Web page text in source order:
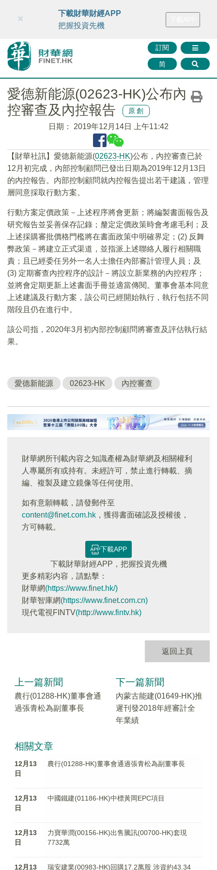
財華智庫網 FINTV FINMETA 財華證券 媒體矩陣
訂閱
简
×
下載財華財經APP
把握投資先機
愛德新能源(02623-HK)公布內
控審查及內控報告
原創
日期： 2019年12月14日 上午11:42
【財華社訊】愛德新能源(02623-HK)公布，內控審查已於
12月初完成，內部控制顧問已發出日期為2019年12月13日
的內控報告。內部控制顧問就內控報告提出若干建議，管理
層同意採取行動方案。
行動方案定價政策－上述程序將會更新；將編製書面報告及
研究報告並妥善保存記錄；釐定定價政策時會考慮毛利；及
上述採購審批價格門檻將在書面政策中明確界定；(2) 反舞
弊政策－將建立正式渠道，並指派上述聯絡人履行相關職
責；且已經委任另外一名人士擔任內部審計管理人員；及
(3) 定期審查內控程序的設計－將設立新業務的內控程序；
並將會定期更新上述書面手冊並適當傳閱。董事會基本同意
上述建議及行動方案，該公司已經開始執行，執行包括不同
階段且仍在進行中。
該公司指，2020年3月初內部控制顧問將審查及評估執行結
果。
愛德新能源 02623-HK 內控審查
財華網所刊載內容之知識產權為財華網及相關權利
人專屬所有或持有。未經許可，禁止進行轉載、摘
編、複製及建立鏡像等任何使用。
如有意願轉載，請發郵件至
content@finet.com.hk ，獲得書面確認及授權後，
方可轉載。
下載APP
下載財華財經APP，把握投資先機
更多精彩内容，請點擊：
財華網(https://www.finet.hk/)
財華智庫網(https://www.finet.com.cn)
現代電視FINTV(http://www.fintv.hk)
返回上頁
上一篇新聞
農行(01288-HK)董事會通
過張青松為副董事長
下一篇新聞
內蒙古能建(01649-HK)推
遲刊發2018年經審計全
年業績
相關文章
12月13
日
農行(01288-HK)董事會通過張青松為副董事長
12月13
日
中國鐵建(01186-HK)中標黃岡EPC項目
12月13
日
力寶華潤(00156-HK)出售騰訊(00700-HK)套現
7732萬
12月13 瑞安建業(00983-HK)回購17.2萬股 涉資約43.34